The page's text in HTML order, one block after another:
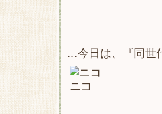
…今日は、『同世